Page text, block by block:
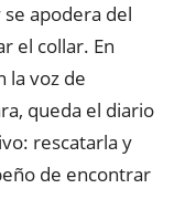
se apodera del
el collar. En
la voz de
queda el diario
rescatarla y
de encontrar